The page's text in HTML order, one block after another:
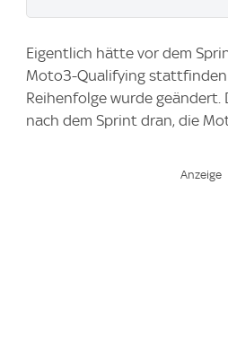
Eigentlich hätte vor dem
Moto3-Qualifying stattfinden
Reihenfolge wurde
nach dem Sprint dran, die